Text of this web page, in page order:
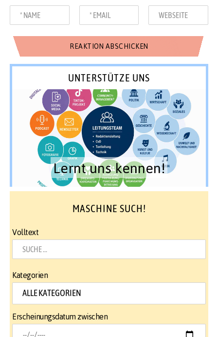
UNTERSTÜTZE UNS
Lernt uns kennen!
MASCHINE SUCH!
Volltext
Kategorien
Erscheinungsdatum zwischen